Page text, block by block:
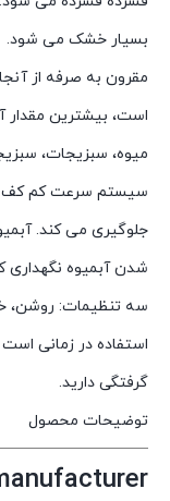
بسیار خشک می شود.
مقرون به صرفه از
است، بیشترین مقدار
میوه، سبزیجات،
سیستم سرعت کم کف و
شدن آبمیوه نگهداری
سه تنظیمات: روشن،
استفاده در زمانی
گرفتگی دارید.
توضیحات محصول